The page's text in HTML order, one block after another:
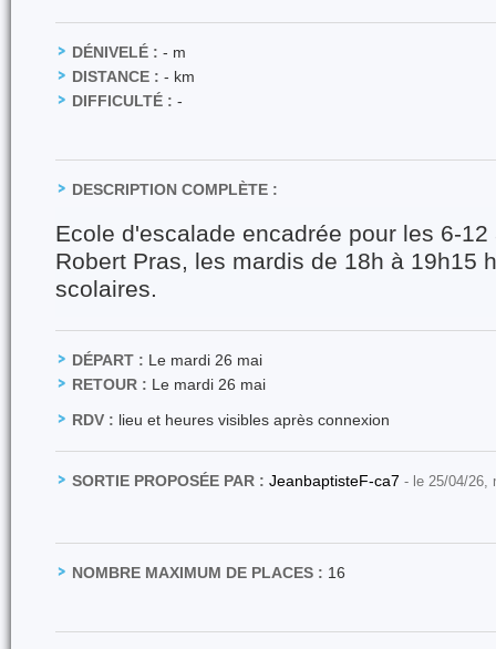
DÉNIVELÉ : - m
DISTANCE : - km
DIFFICULTÉ : -
DESCRIPTION COMPLÈTE :
Ecole d'escalade encadrée pour les 6-
Robert Pras, les mardis de 18h à 19h15
scolaires.
DÉPART : Le mardi 26 mai
RETOUR : Le mardi 26 mai
RDV : lieu et heures visibles après connexion
SORTIE PROPOSÉE PAR : JeanbaptisteF-ca7 - le 25/04/26,
NOMBRE MAXIMUM DE PLACES : 16